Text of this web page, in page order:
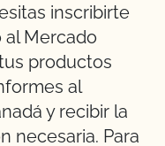
inscribirte
al Mercado
productos
al
y recibir la
necesaria. Para